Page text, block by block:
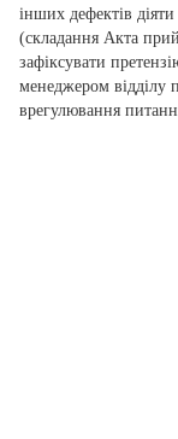
інших дефектів
(складання Акта
зафіксувати
менеджером відділу
врегулювання